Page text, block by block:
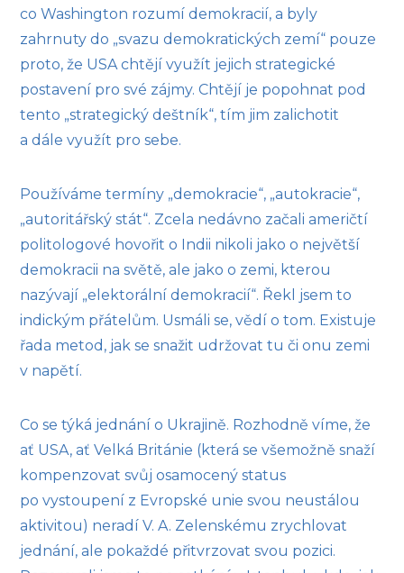
co Washington rozumí demokracií, a byly
zahrnuty do „svazu demokratických zemí“ pouze
proto, že USA chtějí využít jejich strategické
postavení pro své zájmy. Chtějí je popohnat pod
tento „strategický deštník“, tím jim zalichotit
a dále využít pro sebe.
Používáme termíny „demokracie“, „autokracie“,
„autoritářský stát“. Zcela nedávno začali američtí
politologové hovořit o Indii nikoli jako o největší
demokracii na světě, ale jako o zemi, kterou
nazývají „elektorální demokracií“. Řekl jsem to
indickým přátelům. Usmáli se, vědí o tom. Existuje
řada metod, jak se snažit udržovat tu či onu zemi
v napětí.
Co se týká jednání o Ukrajině. Rozhodně víme, že
ať USA, ať Velká Británie (která se všemožně snaží
kompenzovat svůj osamocený status
po vystoupení z Evropské unie svou neustálou
aktivitou) neradí V. A. Zelenskému zrychlovat
jednání, ale pokaždé přitvrzovat svou pozici.